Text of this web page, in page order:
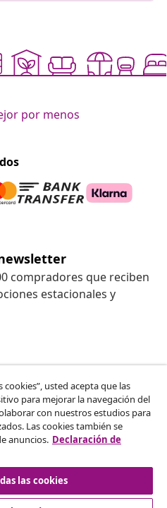
por menos
compradores que reciben
estacionales y
pedido.
contrato
cookies”, usted acepta que las
para mejorar la navegación del
con nuestros estudios para
Las cookies también se
anuncios. Declaración de
las cookies